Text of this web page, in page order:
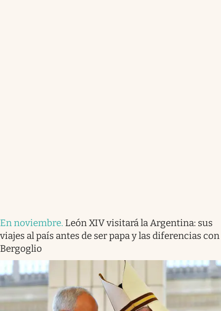
En noviembre. León XIV visitará la Argentina: sus
viajes al país antes de ser papa y las diferencias con
Bergoglio